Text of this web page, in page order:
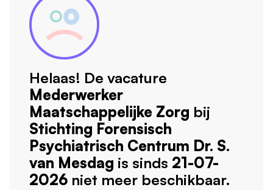
Helaas! De vacature
Mederwerker
Maatschappelijke Zorg bij
Stichting Forensisch
Psychiatrisch Centrum Dr. S.
van Mesdag is sinds 21-07-
2026 niet meer beschikbaar.